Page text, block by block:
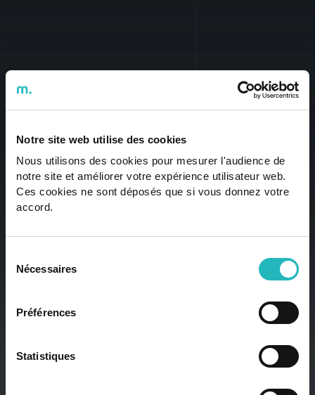
Notre site web utilise des cookies
Nous utilisons des cookies pour mesurer l'audience de
notre site et améliorer votre expérience utilisateur web.
Ces cookies ne sont déposés que si vous donnez votre
accord.
Nécessaires
Préférences
Statistiques
ARE YOU LOOKING
TO INNOVATE OR BE
PART OF
INNOVATION? LET'S
Our top professionals are ready to take technology to